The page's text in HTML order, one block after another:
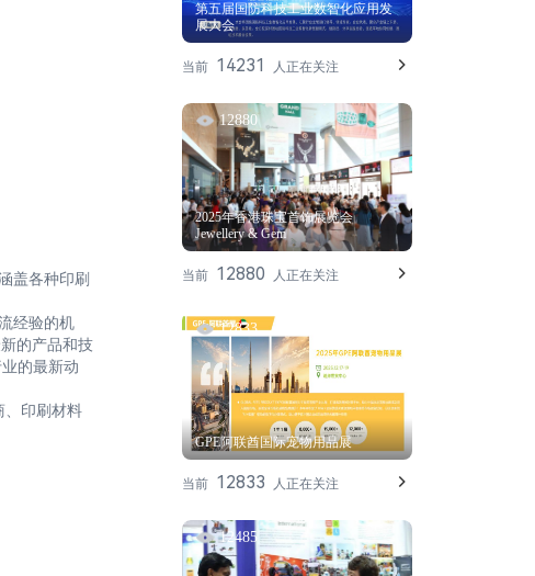
盖各种印刷
经验的机
的产品和技
的最新动
、印刷材料
第五届国防科技工业数智化应用发
展大会
当前 14231 人正在关注
12880
2025年香港珠宝首饰展览会
Jewellery & Gem
当前 12880 人正在关注
12833
GPE阿联酋国际宠物用品展
当前 12833 人正在关注
12485